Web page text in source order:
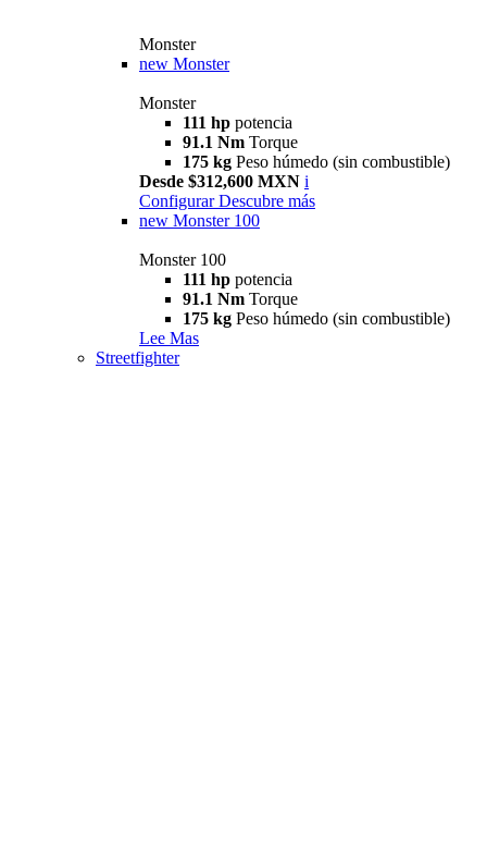
Monster
new Monster
Monster
111 hp potencia
91.1 Nm Torque
175 kg Peso húmedo (sin combustible)
Desde $312,600 MXN i
Configurar Descubre más
new Monster 100
Monster 100
111 hp potencia
91.1 Nm Torque
175 kg Peso húmedo (sin combustible)
Lee Mas
Streetfighter